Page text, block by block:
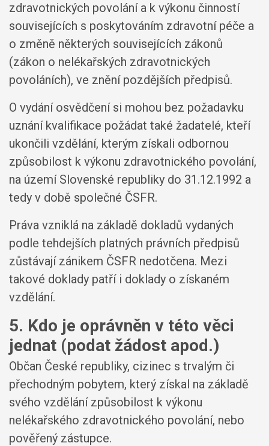
zdravotnických povolání a k výkonu činností
souvisejících s poskytováním zdravotní péče a
o změně některých souvisejících zákonů
(zákon o nelékařských zdravotnických
povoláních), ve znění pozdějších předpisů.
O vydání osvědčení si mohou bez požadavku
uznání kvalifikace požádat také žadatelé, kteří
ukončili vzdělání, kterým získali odbornou
způsobilost k výkonu zdravotnického povolání,
na území Slovenské republiky do 31.12.1992 a
tedy v době společné ČSFR.
Práva vzniklá na základě dokladů vydaných
podle tehdejších platných právních předpisů
zůstávají zánikem ČSFR nedotčena. Mezi
takové doklady patří i doklady o získaném
vzdělání.
5. Kdo je oprávněn v této věci
jednat (podat žádost apod.)
Občan České republiky, cizinec s trvalým či
přechodným pobytem, který získal na základě
svého vzdělání způsobilost k výkonu
nelékařského zdravotnického povolání, nebo
pověřený zástupce.